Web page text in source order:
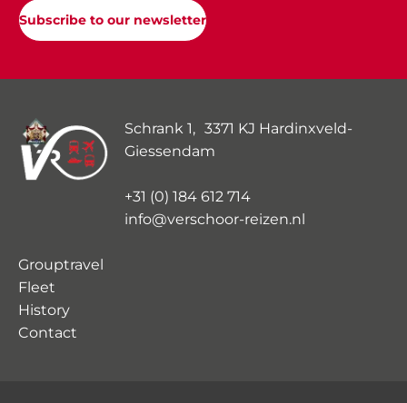
Subscribe to our newsletter
Schrank 1, 3371 KJ Hardinxveld-
Giessendam
+31 (0) 184 612 714
info@verschoor-reizen.nl
Grouptravel
Fleet
History
Contact